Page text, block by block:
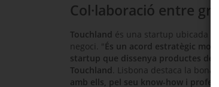
Col·laboració entre
Touchland és una startup ubicada a
negoci. " És un acord estratègic
startup que dissenya productes de
Touchland
. Lisbona destaca la
amb ells, pel seu know-how i